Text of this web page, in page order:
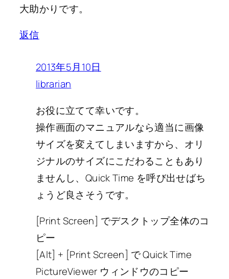
大助かりです。
返信
2013年5月10日
librarian
お役に立てて幸いです。
操作画面のマニュアルなら適当に画像
サイズを変えてしまいますから、オリ
ジナルのサイズにこだわることもあり
ませんし、Quick Time を呼び出せばち
ょうど良さそうです。
[Print Screen] でデスクトップ全体のコ
ピー
[Alt] + [Print Screen] で Quick Time
PictureViewer ウィンドウのコピー